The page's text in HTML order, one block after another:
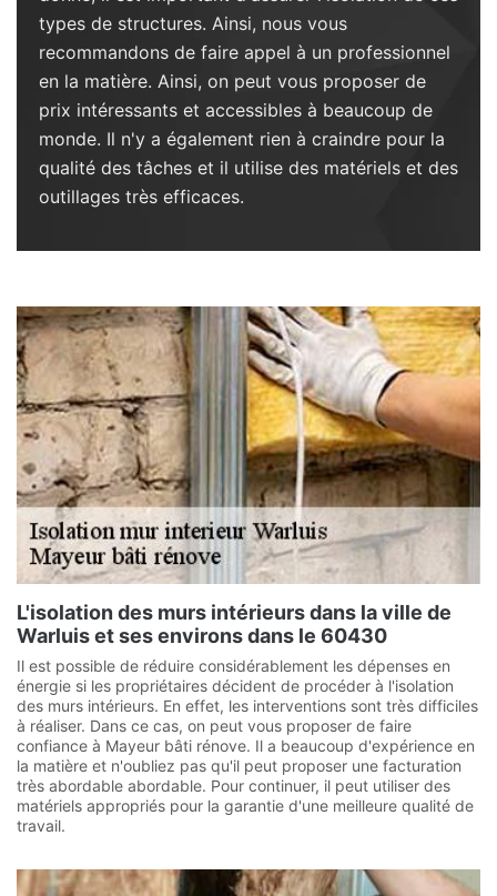
types de structures. Ainsi, nous vous
recommandons de faire appel à un professionnel
en la matière. Ainsi, on peut vous proposer de
prix intéressants et accessibles à beaucoup de
monde. Il n'y a également rien à craindre pour la
qualité des tâches et il utilise des matériels et des
outillages très efficaces.
L'isolation des murs intérieurs dans la ville de
Warluis et ses environs dans le 60430
Il est possible de réduire considérablement les dépenses en
énergie si les propriétaires décident de procéder à l'isolation
des murs intérieurs. En effet, les interventions sont très difficiles
à réaliser. Dans ce cas, on peut vous proposer de faire
confiance à Mayeur bâti rénove. Il a beaucoup d'expérience en
la matière et n'oubliez pas qu'il peut proposer une facturation
très abordable abordable. Pour continuer, il peut utiliser des
matériels appropriés pour la garantie d'une meilleure qualité de
travail.